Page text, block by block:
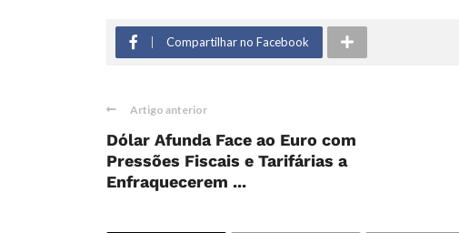
Compartilhar no Facebook
Artigo anterior
Dólar Afunda Face ao Euro com
Pressões Fiscais e Tarifárias a
Enfraquecerem ...